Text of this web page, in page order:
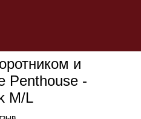
и
Penthouse -
M/L